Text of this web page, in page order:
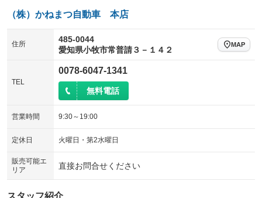
ウォークスルー
電動リアゲート
：装備なし
サイドカメラ
：装備なし
エアサスペンション
（株）かねまつ自動車 本店
住所
485-0044
愛知県小牧市常普請３－１４２
MAP
TEL
0078-6047-1341
無料電話
営業時間 9:30～19:00
定休日 火曜日・第2水曜日
販売可能エ
リア
直接お問合せください
スタッフ紹介